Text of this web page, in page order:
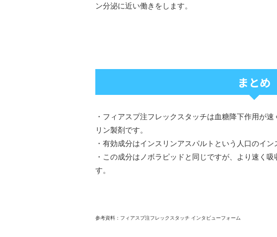
ン分泌に近い働きをします。
まとめ
・フィアスプ注フレックスタッチは血糖降下作用が
リン製剤です。
・有効成分はインスリンアスパルトという人口のイン
・この成分はノボラピッドと同じですが、より速く
す。
参考資料：フィアスプ注フレックスタッチ インタビューフォーム